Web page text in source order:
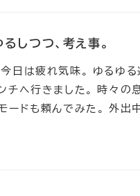
しつつ、考え事。
日は疲れ気味。 ゆるゆ
チへ行きました。 時々の
ードも頼んでみた。 外